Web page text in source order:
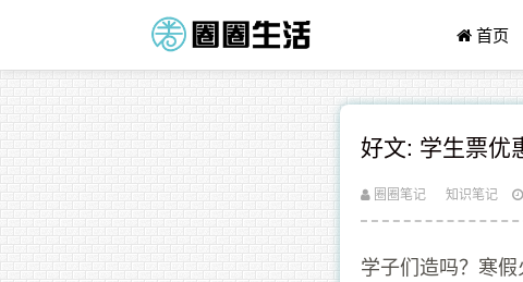
首页
好文: 学生票优
圈圈笔记 知识笔记
学子们造吗？寒